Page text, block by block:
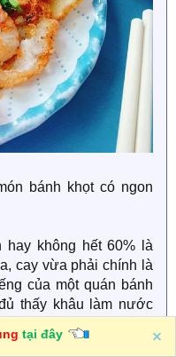
bánh khọt có ngon
hay không hết 60% là
cay vừa phải chính là
của một quán bánh
thấy khâu làm nước
tại đây